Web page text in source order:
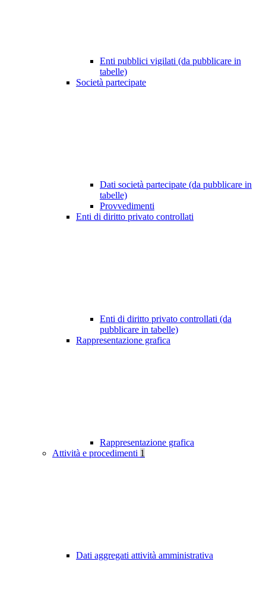
Enti pubblici vigilati (da pubblicare in
tabelle)
Società partecipate
Dati società partecipate (da pubblicare in
tabelle)
Provvedimenti
Enti di diritto privato controllati
Enti di diritto privato controllati (da
pubblicare in tabelle)
Rappresentazione grafica
Rappresentazione grafica
Attività e procedimenti 1
Dati aggregati attività amministrativa